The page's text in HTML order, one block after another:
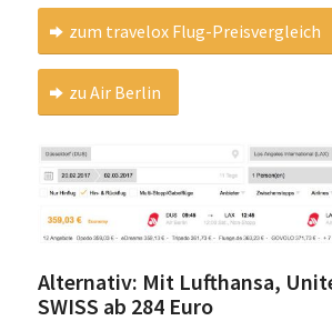
zum travelox Flug-Preisvergleich
zu Air Berlin
Alternativ: Mit Lufthansa,
SWISS ab 284 Euro